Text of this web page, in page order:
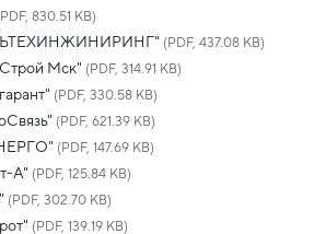
830.51 KB)
(PDF, 437.08 KB)
Мск" (PDF, 314.91 KB)
(PDF, 330.58 KB)
(PDF, 621.39 KB)
(PDF, 147.69 KB)
А" (PDF, 125.84 KB)
(PDF, 302.70 KB)
(PDF, 139.19 KB)